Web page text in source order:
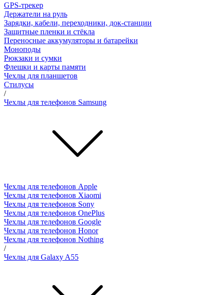
GPS-трекер
Держатели на руль
Зарядки, кабели, переходники, док-станции
Защитные пленки и стёкла
Переносные аккумуляторы и батарейки
Моноподы
Рюкзаки и сумки
Флешки и карты памяти
Чехлы для планшетов
Стилусы
/
Чехлы для телефонов Samsung
Чехлы для телефонов Apple
Чехлы для телефонов Xiaomi
Чехлы для телефонов Sony
Чехлы для телефонов OnePlus
Чехлы для телефонов Google
Чехлы для телефонов Honor
Чехлы для телефонов Nothing
/
Чехлы для Galaxy A55